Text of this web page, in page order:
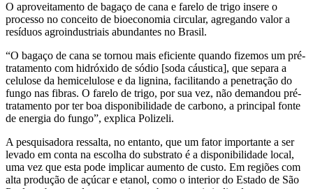
O aproveitamento de bagaço de cana e farelo de trigo insere o
processo no conceito de bioeconomia circular, agregando valor a
resíduos agroindustriais abundantes no Brasil.
“O bagaço de cana se tornou mais eficiente quando fizemos um pré-
tratamento com hidróxido de sódio [soda cáustica], que separa a
celulose da hemicelulose e da lignina, facilitando a penetração do
fungo nas fibras. O farelo de trigo, por sua vez, não demandou pré-
tratamento por ter boa disponibilidade de carbono, a principal fonte
de energia do fungo”, explica Polizeli.
A pesquisadora ressalta, no entanto, que um fator importante a ser
levado em conta na escolha do substrato é a disponibilidade local,
uma vez que esta pode implicar aumento de custo. Em regiões com
alta produção de açúcar e etanol, como o interior do Estado de São